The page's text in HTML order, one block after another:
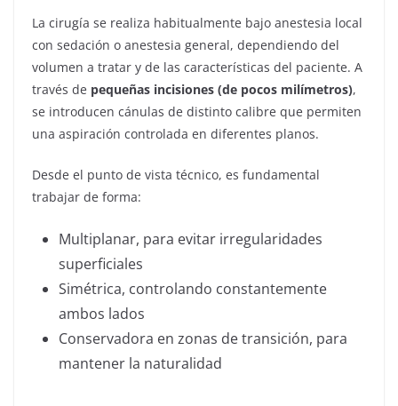
La cirugía se realiza habitualmente bajo anestesia local
con sedación o anestesia general, dependiendo del
volumen a tratar y de las características del paciente. A
través de pequeñas incisiones (de pocos milímetros),
se introducen cánulas de distinto calibre que permiten
una aspiración controlada en diferentes planos.
Desde el punto de vista técnico, es fundamental
trabajar de forma:
Multiplanar, para evitar irregularidades
superficiales
Simétrica, controlando constantemente
ambos lados
Conservadora en zonas de transición, para
mantener la naturalidad